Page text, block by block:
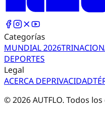
Categorías
MUNDIAL 2026TRI
DEPORTES
Legal
ACERCA DEPRIVACIDAD
©2026AUTFLO. Todos